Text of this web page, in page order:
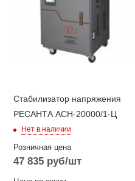
Стабилизатор напряжения
РЕСАНТА АСН-20000/1-Ц
Нет в наличии
Розничная цена
47 835руб/шт